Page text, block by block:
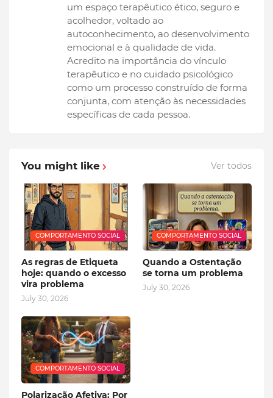
um espaço terapêutico ético, seguro e
acolhedor, voltado ao
autoconhecimento, ao desenvolvimento
emocional e à qualidade de vida.
Acredito na importância do vínculo
terapêutico e no cuidado psicológico
como um processo construído de forma
conjunta, com atenção às necessidades
específicas de cada pessoa.
You might like Ver todos
COMPORTAMENTO SOCIAL
As regras de Etiqueta
hoje: quando o excesso
vira problema
July 30, 2026
COMPORTAMENTO SOCIAL
Quando a Ostentação
se torna um problema
July 30, 2026
COMPORTAMENTO SOCIAL
Polarização Afetiva: Por